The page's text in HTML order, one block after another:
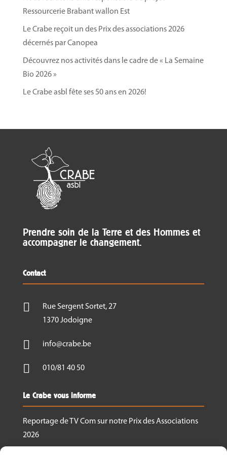
biologique.
apprentissages.
Adresse
croisement de l’Avenue Molière et de l’Avenue
Denis Diderot à 1300 Wavre.
Inscription obligatoire
ligne.
reste obligatoire pour des raisons logistiques.
personne de participer.
Pour toutes informations complémentaires,
contactez-nous via
Ressourcerie Brabant wallon Est
Le Crabe reçoit un des Prix des associations 2026
décernés par Canopea
Découvrez nos activités dans le cadre de « La Semaine
Bio 2026 »
Le Crabe asbl fête ses 50 ans en 2026!
Prendre soin de la Terre et des Hommes et
accompagner le changement.
Contact

Rue Sergent Sortet, 27
1370 Jodoigne
 info@crabe.be
 010/81 40 50
Le Crabe vous informe
Reportage de TV Com sur notre Prix des Associations
2026